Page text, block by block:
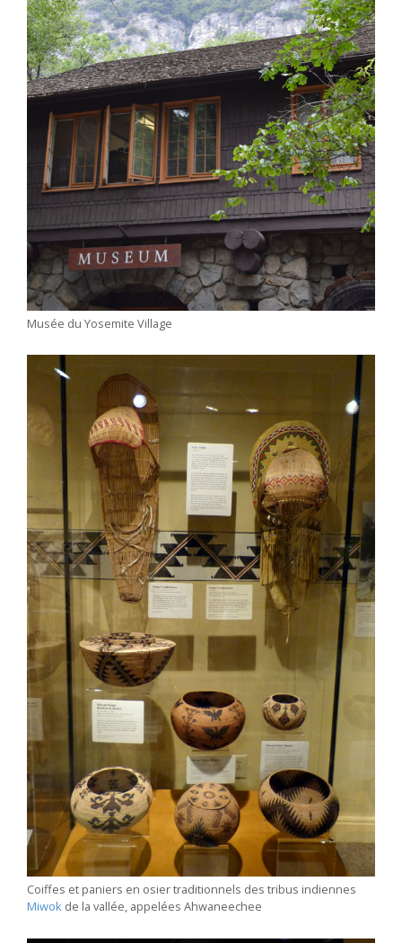
Musée du Yosemite Village
Coiffes et paniers en osier traditionnels des tribus indiennes
Miwok de la vallée, appelées Ahwaneechee